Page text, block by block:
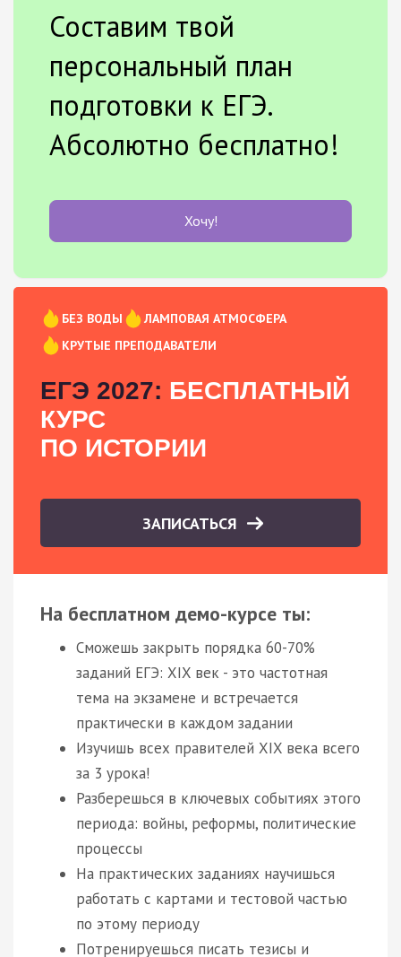
Составим твой
персональный план
подготовки к ЕГЭ.
Абсолютно бесплатно!
Хочу!
БЕЗ ВОДЫ
ЛАМПОВАЯ АТМОСФЕРА
КРУТЫЕ ПРЕПОДАВАТЕЛИ
ЕГЭ 2027: БЕСПЛАТНЫЙ
КУРС
ПО ИСТОРИИ
ЗАПИСАТЬСЯ
На бесплатном демо-курсе ты:
Сможешь закрыть порядка 60-70%
заданий ЕГЭ: XIX век - это частотная
тема на экзамене и встречается
практически в каждом задании
Изучишь всех правителей XIX века всего
за 3 урока!
Разберешься в ключевых событиях этого
периода: войны, реформы, политические
процессы
На практических заданиях научишься
работать с картами и тестовой частью
по этому периоду
Потренируешься писать тезисы и